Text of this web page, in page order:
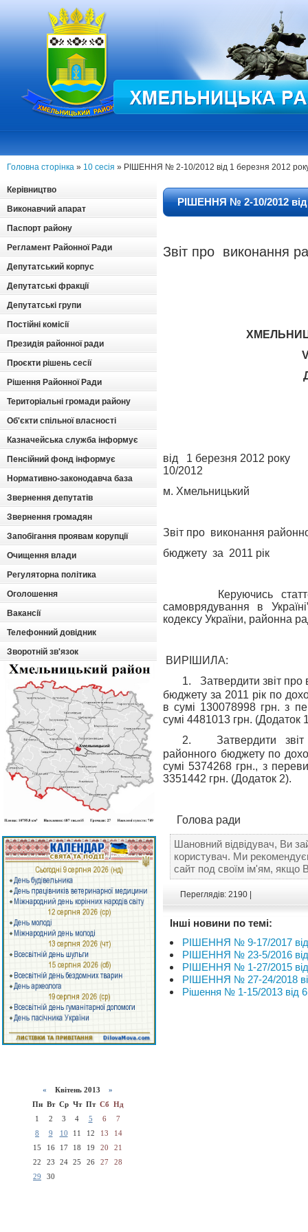
Головна сторінка » 10 сесія » РІШЕННЯ № 2-10/2012 від 1 березня 2012
Керівництво
Виконавчий апарат
Паспорт району
Регламент Районної Ради
Депутатський корпус
Депутатські фракції
Депутатські групи
Постійні комісії
Президія районної ради
Проєкти рішень сесії
Рішення Районної Ради
Територіальні громади району
Об'єкти спільної власності
Казначейська служба інформує
Пенсійний фонд інформує
Нормативно-законодавча база
Звернення депутатів
Звернення громадян
Запобігання проявам корупції
Очищення влади
Регуляторна політика
Оголошення
Вакансії
Телефонний довідник
Зворотній зв'язок
« Квітень 2013 »
Пн Вт Ср Чт Пт Сб Нд
1
2 3 4 5 6
7
8
9 10 11 12 13
14
15
16 17 18 19 20
21
22
23 24 25 26 27
28
29
30
РІШЕННЯ № 2-10/2012 від
Звіт про виконання
від
1 березня 2012 року
10/2012
м. Хмельницький
Звіт про виконання
бюджету за 2011 рік
Керуючись
самоврядування в
кодексу України, районна
ВИРІШИЛА:
1.
Затвердити звіт
бюджету за 2011 рік по
в сумі 130078998 грн. з
сумі 4481013 грн. (Додаток
2.
Затвердити
районного бюджету по
сумі 5374268 грн., з
3351442 грн. (Додаток 2).
Голова ради
Шановний відвідувач, Ви
користувач. Ми
сайт под своїм ім'ям, якщо
Переглядів: 2190 |
Інші новини по темі:
РІШЕННЯ № 9-17/2017 від
РІШЕННЯ № 23-5/2016 від
РІШЕННЯ № 1-27/2015 від
РІШЕННЯ № 27-24/2018
Рішення № 1-15/2013 від